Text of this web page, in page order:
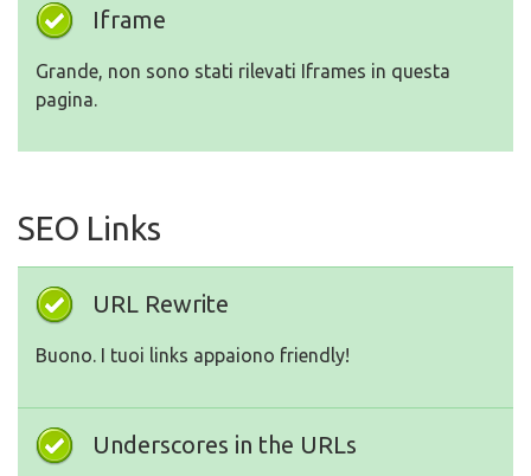
Iframe
Grande, non sono stati rilevati Iframes in questa
pagina.
SEO Links
URL Rewrite
Buono. I tuoi links appaiono friendly!
Underscores in the URLs